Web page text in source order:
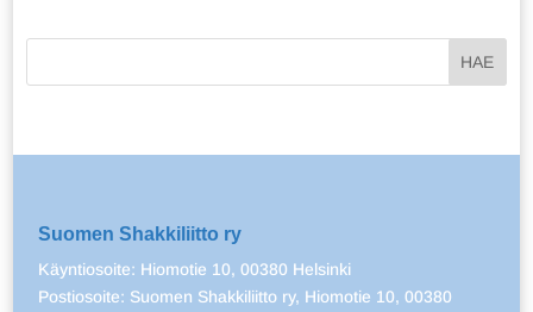
Suomen Shakkiliitto ry
Käyntiosoite: Hiomotie 10, 00380 Helsinki
Postiosoite: Suomen Shakkiliitto ry, Hiomotie 10, 00380